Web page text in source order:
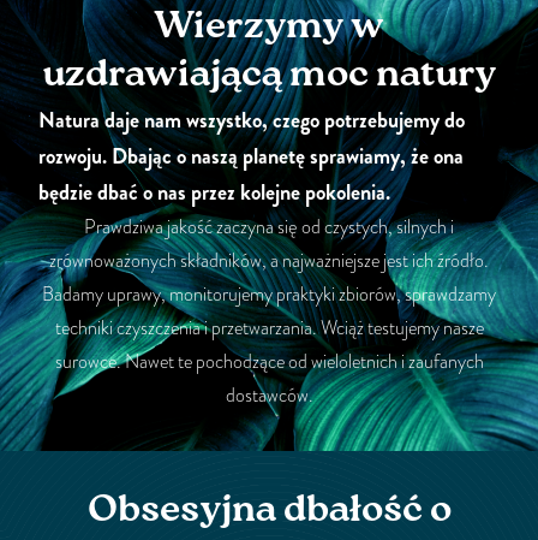
Wierzymy w
uzdrawiającą moc natury
Natura daje nam wszystko, czego potrzebujemy do
rozwoju. Dbając o naszą planetę sprawiamy, że ona
będzie dbać o nas przez kolejne pokolenia.
Prawdziwa jakość zaczyna się od czystych, silnych i
zrównoważonych składników, a najważniejsze jest ich źródło.
Badamy uprawy, monitorujemy praktyki zbiorów, sprawdzamy
techniki czyszczenia i przetwarzania. Wciąż testujemy nasze
surowce. Nawet te pochodzące od wieloletnich i zaufanych
dostawców.
Obsesyjna dbałość o